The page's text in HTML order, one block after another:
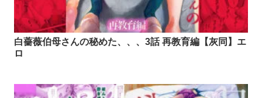
白薔薇伯母さんの秘めた、、、3話 再教育編【灰同】エ
ロ